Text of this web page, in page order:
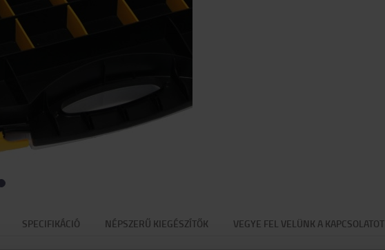
SPECIFIKÁCIÓ NÉPSZERŰ KIEGÉSZÍTŐK VEGYE FEL VELÜNK A KAPCSOLATOT